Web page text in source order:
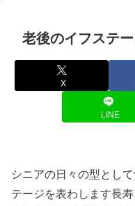
老後のイフステ
X
LINE
シニアの日々の型とし
テージを表わします長